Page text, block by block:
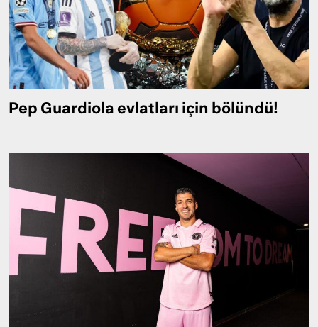
Pep Guardiola evlatları için bölündü!